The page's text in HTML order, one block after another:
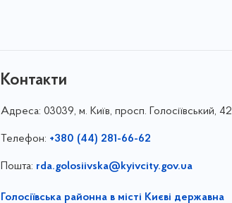
Контакти
Адреса: 03039, м. Київ, просп. Голосіївський, 42
Телефон: +380 (44) 281-66-62
Пошта: rda.golosiivska@kyivcity.gov.ua
Голосіївська районна в місті Києві державна